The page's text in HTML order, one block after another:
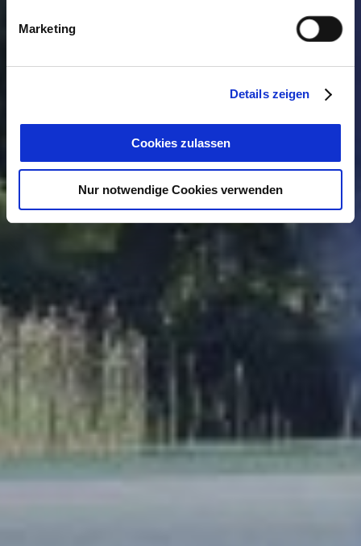
Marketing
Details zeigen
Cookies zulassen
Nur notwendige Cookies verwenden